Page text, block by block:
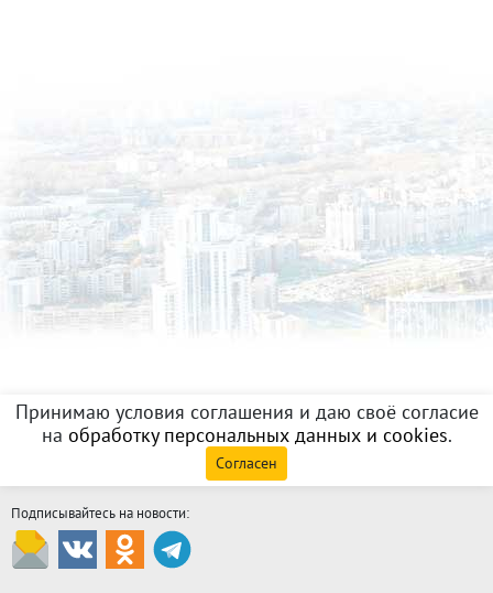
Принимаю условия соглашения и даю своё согласие
на обработку персональных данных и cookies.
Согласен
Подписывайтесь на новости: